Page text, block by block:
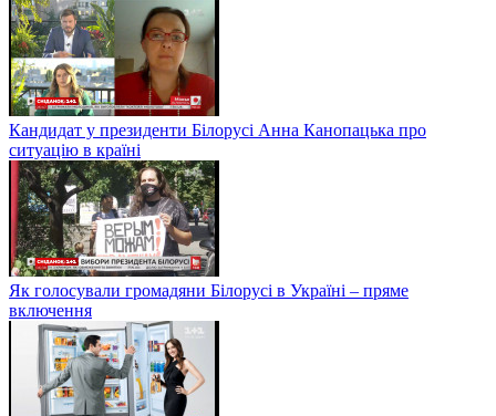
Кандидат у президенти Білорусі Анна Канопацька про
ситуацію в країні
Як голосували громадяни Білорусі в Україні – пряме
включення